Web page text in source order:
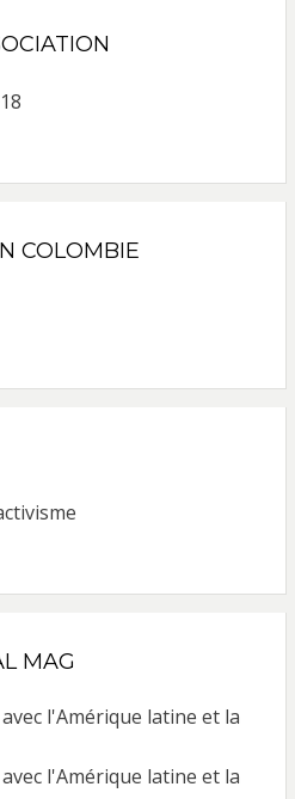
COLOMBIE
MAG